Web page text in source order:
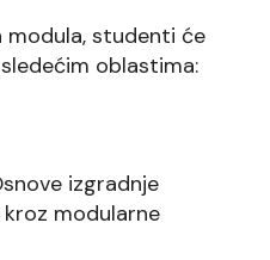
modula, studenti će
oblastima:
izgradnje
modularne